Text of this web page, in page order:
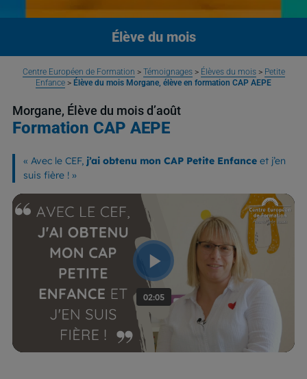
Élève du mois
Centre Européen de Formation > Témoignages> Élèves du mois> Petite
Enfance > Élève du mois Morgane, élève en formation CAP AEPE
Morgane, Élève du mois d’août
Formation CAP AEPE
« Avec le CEF, j’ai obtenu mon CAP Petite Enfance et j’en
suis fière ! »